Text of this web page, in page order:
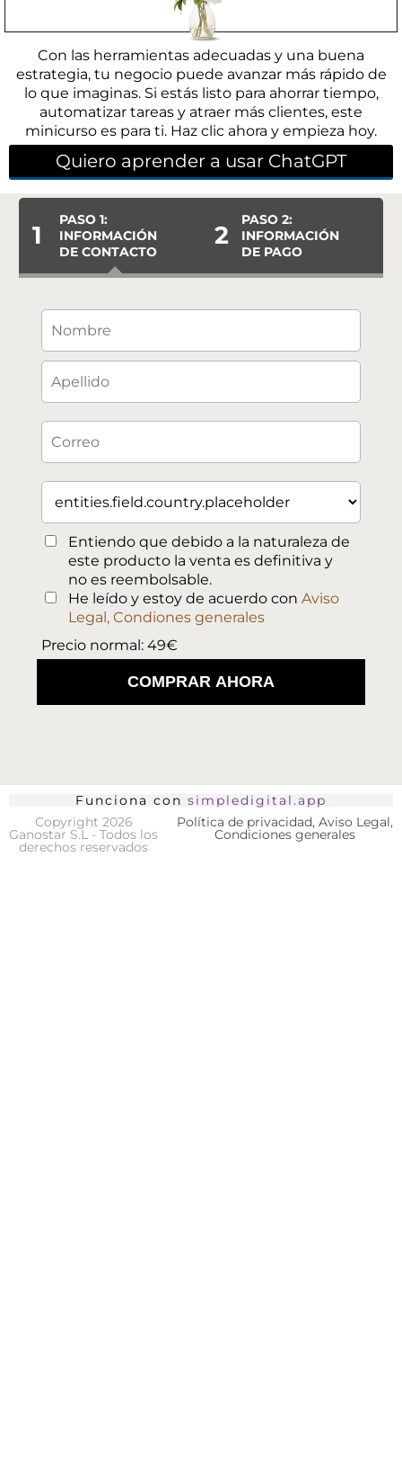
Con las herramientas adecuadas y una buena
estrategia, tu negocio puede avanzar más rápido de
lo que imaginas. Si estás listo para ahorrar tiempo,
automatizar tareas y atraer más clientes, este
minicurso es para ti. Haz clic ahora y empieza hoy.
Quiero aprender a usar ChatGPT
1
PASO 1:
INFORMACIÓN
DE CONTACTO
2
PASO 2:
INFORMACIÓN
DE PAGO
Entiendo que debido a la naturaleza de
este producto la venta es definitiva y
no es reembolsable.
He leído y estoy de acuerdo con Aviso
Legal, Condiones generales
Precio normal: 49€
COMPRAR AHORA
Funciona con simpledigital.app
Copyright 2026
Ganostar S.L - Todos los
derechos reservados
Política de privacidad, Aviso Legal,
Condiciones generales